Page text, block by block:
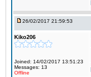
26/02/2017 21:59:53
Kiko206
Joined: 14/02/2017 13:51:23
Messages: 13
Offline